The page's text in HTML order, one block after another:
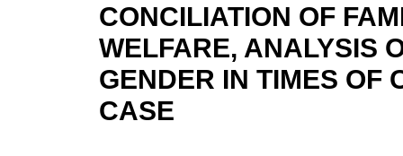
CONCILIATION OF
WELFARE, ANALYSIS
GENDER IN TIMES OF
CASE